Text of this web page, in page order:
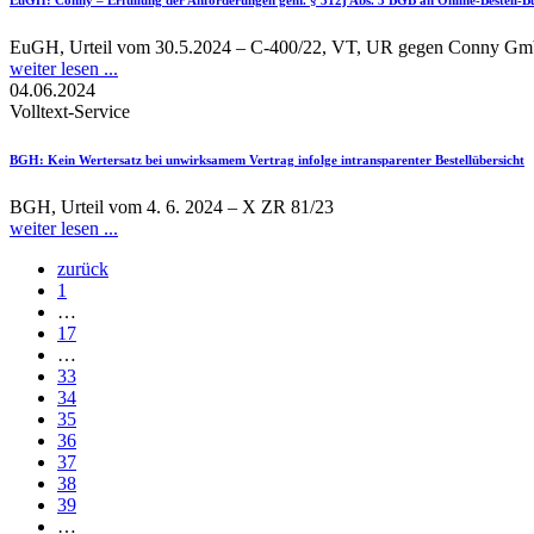
EuGH, Urteil vom 30.5.2024 – C-400/22, VT, UR gegen Conny
weiter lesen ...
04.06.2024
Volltext-Service
BGH: Kein Wertersatz bei unwirksamem Vertrag infolge intransparenter Bestellübersicht
BGH, Urteil vom 4. 6. 2024 – X ZR 81/23
weiter lesen ...
zurück
1
…
17
…
33
34
35
36
37
38
39
…